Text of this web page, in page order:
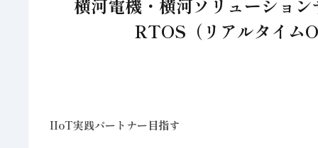
横河電機・横河ソリューショ
RTOS（リアルタイム
IIoT実践パートナー目指す